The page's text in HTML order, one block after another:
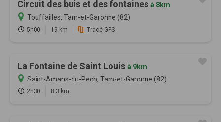
Circuit des buis et des fontaines à 8km
Touffailles, Tarn-et-Garonne (82)
5h00 19 km Tracé GPS
La Fontaine de Saint Louis à 9km
Saint-Amans-du-Pech, Tarn-et-Garonne (82)
2h30 8.3 km